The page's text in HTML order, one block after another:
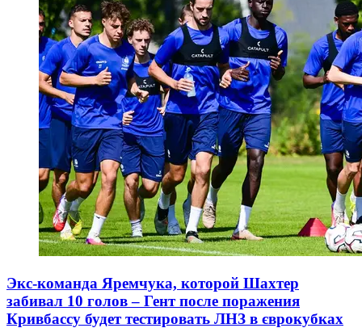
Экс-команда Яремчука, которой Шахтер
забивал 10 голов – Гент после поражения
Кривбассу будет тестировать ЛНЗ в єврокубках